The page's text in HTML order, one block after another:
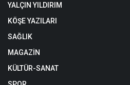
YALÇIN YILDIRIM
KÖŞE YAZILARI
SAĞLIK
MAGAZİN
KÜLTÜR-SANAT